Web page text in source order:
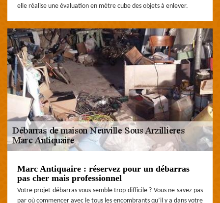
elle réalise une évaluation en mètre cube des objets à enlever.
Marc Antiquaire : réservez pour un débarras
pas cher mais professionnel
Votre projet débarras vous semble trop difficile ? Vous ne savez pas
par où commencer avec le tous les encombrants qu’il y a dans votre